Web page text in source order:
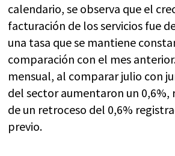
calendario, se observa que el
facturación de los servicios fue
una tasa que se mantiene
comparación con el mes
mensual, al comparar julio con
del sector aumentaron un 0,6%,
de un retroceso del 0,6%
previo.